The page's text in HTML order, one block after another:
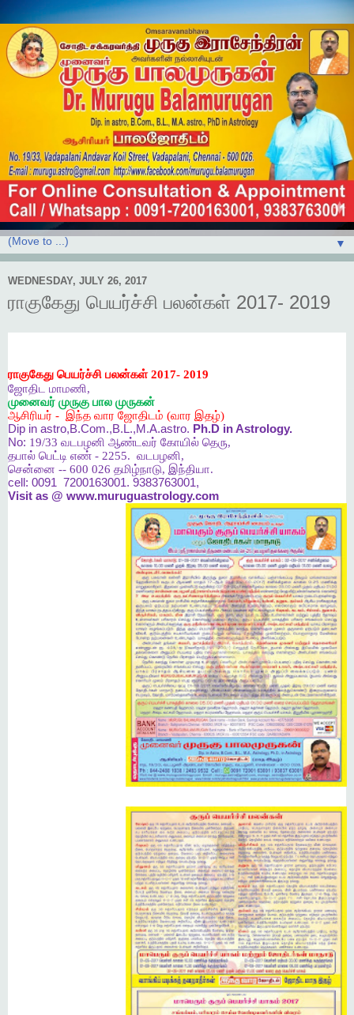
▼
WEDNESDAY, JULY 26, 2017
ராகுகேது பெயர்ச்சி பலன்கள் 2017- 2019
ராகுகேது பெயர்ச்சி பலன்கள் 2017- 2019
ஜோதிட
மாமணி,
முனைவர் முருகு பால முருகன்
ஆசிரியர் - இந்த வார ஜோதிடம் (வார இதழ்)
Dip in astro,B.Com.,B.L.,M.A.astro. Ph.D in Astrology.
No: 19/33 வடபழனி ஆண்டவர் கோயில் தெரு,
தபால் பெட்டி எண் - 2255. வடபழனி,
சென்னை -- 600 026 தமிழ்நாடு, இந்தியா.
cell: 0091 7200163001. 9383763001,
Visit as @ www.muruguastrology.com